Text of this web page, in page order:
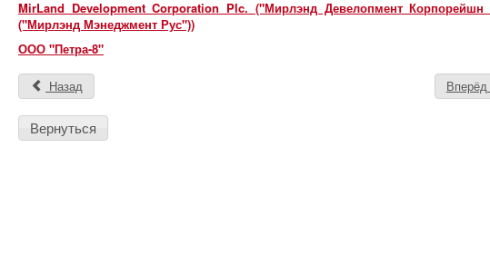
MirLand Development Corporation Plc. ("Мирлэнд Девелопмент
("Мирлэнд Мэнеджмент Рус"))
ООО "Петра-8"
Назад Вперёд
Вернуться